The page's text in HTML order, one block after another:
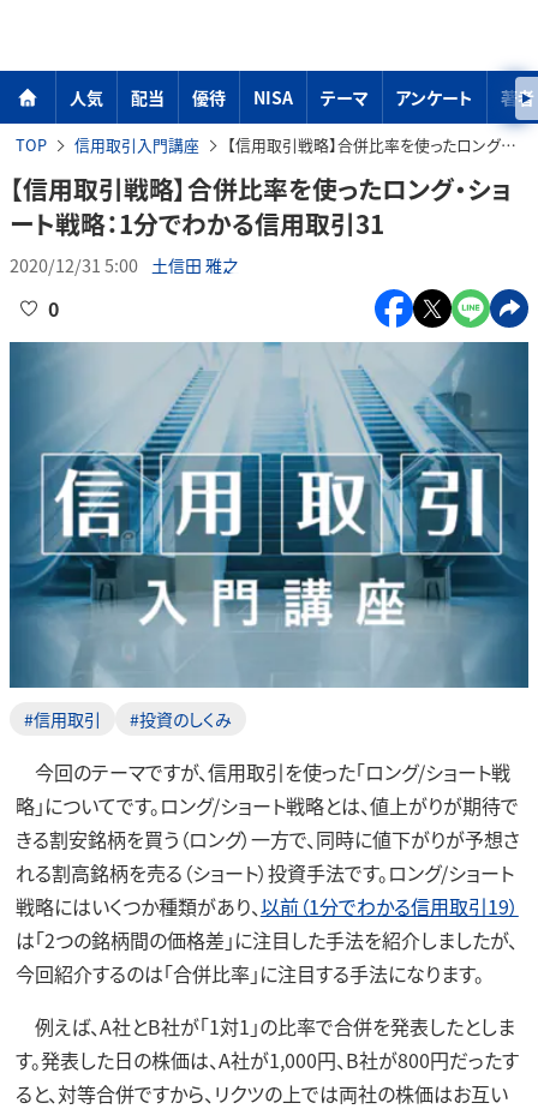
人気 配当 優待 NISA テーマ アンケート 著者
TOP 信用取引入門講座 【信用取引戦略】合併比率を使ったロング・ショート戦略：1分でわかる信用取引31
【信用取引戦略】合併比率を使ったロング・ショ
ート戦略：1分でわかる信用取引31
2020/12/31 5:00 土信田 雅之
0
#信用取引 #投資のしくみ
今回のテーマですが、信用取引を使った「ロング/ショート戦
略」についてです。ロング/ショート戦略とは、値上がりが期待で
きる割安銘柄を買う（ロング）一方で、同時に値下がりが予想さ
れる割高銘柄を売る（ショート）投資手法です。ロング/ショート
戦略にはいくつか種類があり、以前（1分でわかる信用取引19）
は「2つの銘柄間の価格差」に注目した手法を紹介しましたが、
今回紹介するのは「合併比率」に注目する手法になります。
例えば、A社とB社が「1対1」の比率で合併を発表したとしま
す。発表した日の株価は、A社が1,000円、B社が800円だったす
ると、対等合併ですから、リクツの上では両社の株価はお互い